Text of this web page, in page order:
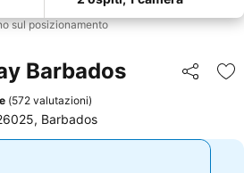
sul posizionamento
Barbados Condividi
(572 valutazioni)
Barbados